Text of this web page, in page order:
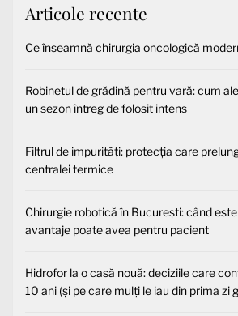
Articole recente
Ce înseamnă chirurgia oncologică
Robinetul de grădină pentru vară: cum
un sezon întreg de folosit intens
Filtrul de impurități: protecția care
centralei termice
Chirurgie robotică în București: când
avantaje poate avea pentru pacient
Hidrofor la o casă nouă: deciziile care
10 ani (și pe care mulți le iau din prima zi